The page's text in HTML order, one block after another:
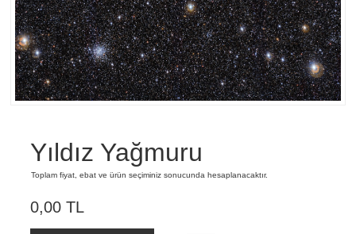
Yıldız Yağmuru
Toplam fiyat, ebat ve ürün seçiminiz sonucunda hesaplanacaktır.
0,00 TL